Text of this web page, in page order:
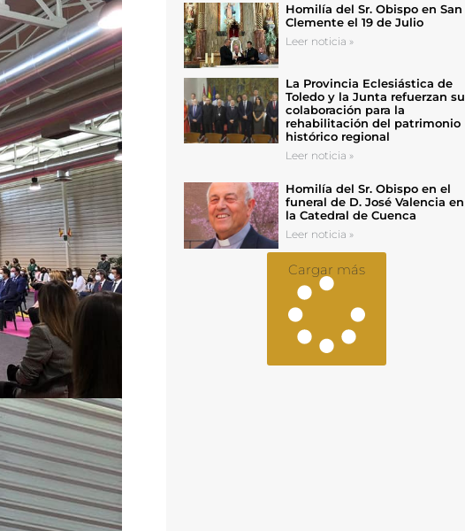
Homilía del Sr. Obispo en San
Clemente el 19 de Julio
Leer noticia »
La Provincia Eclesiástica de
Toledo y la Junta refuerzan su
colaboración para la
rehabilitación del patrimonio
histórico regional
Leer noticia »
Homilía del Sr. Obispo en el
funeral de D. José Valencia en
la Catedral de Cuenca
Leer noticia »
Cargar más